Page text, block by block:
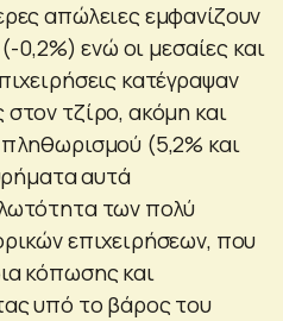
απώλειες εμφανίζουν
0,2%) ενώ οι μεσαίες και
κατέγραψαν
τζίρο, ακόμη και
(5,2% και
αυτά
των πολύ
επιχειρήσεων, που
κόπωσης και
υπό το βάρος του